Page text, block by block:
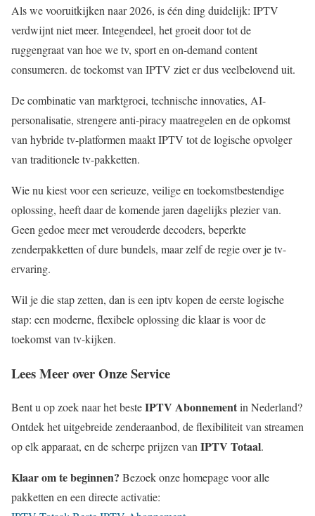
Als we vooruitkijken naar 2026, is één ding duidelijk: IPTV
verdwijnt niet meer. Integendeel, het groeit door tot de
ruggengraat van hoe we tv, sport en on-demand content
consumeren. de toekomst van IPTV ziet er dus veelbelovend uit.
De combinatie van marktgroei, technische innovaties, AI-
personalisatie, strengere anti-piracy maatregelen en de opkomst
van hybride tv-platformen maakt IPTV tot de logische opvolger
van traditionele tv-pakketten.
Wie nu kiest voor een serieuze, veilige en toekomstbestendige
oplossing, heeft daar de komende jaren dagelijks plezier van.
Geen gedoe meer met verouderde decoders, beperkte
zenderpakketten of dure bundels, maar zelf de regie over je tv-
ervaring.
Wil je die stap zetten, dan is een iptv kopen de eerste logische
stap: een moderne, flexibele oplossing die klaar is voor de
toekomst van tv-kijken.
Lees Meer over Onze Service
Bent u op zoek naar het besteIPTV Abonnementin Nederland?
Ontdek het uitgebreide zenderaanbod, de flexibiliteit van streamen
op elk apparaat, en de scherpe prijzen vanIPTV Totaal.
Klaar om te beginnen? Bezoek onze homepage voor alle
pakketten en een directe activatie: